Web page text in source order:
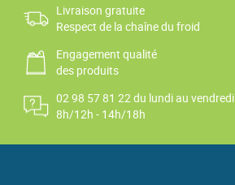
Livraison gratuite
Respect de la chaîne du froid
Engagement qualité
des produits
02 98 57 81 22 du lundi au vendredi
8h/12h - 14h/18h